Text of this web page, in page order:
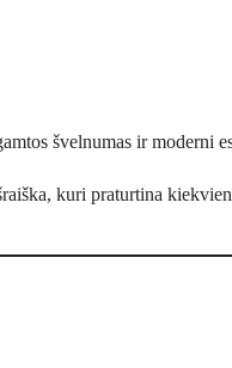
švelnumas ir moderni
kuri praturtina